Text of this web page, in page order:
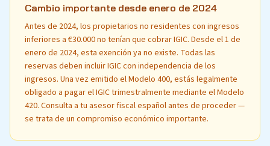
Cambio importante desde enero de 2024
Antes de 2024, los propietarios no residentes con ingresos
inferiores a €30.000 no tenían que cobrar IGIC. Desde el 1 de
enero de 2024, esta exención ya no existe. Todas las
reservas deben incluir IGIC con independencia de los
ingresos. Una vez emitido el Modelo 400, estás legalmente
obligado a pagar el IGIC trimestralmente mediante el Modelo
420. Consulta a tu asesor fiscal español antes de proceder —
se trata de un compromiso económico importante.